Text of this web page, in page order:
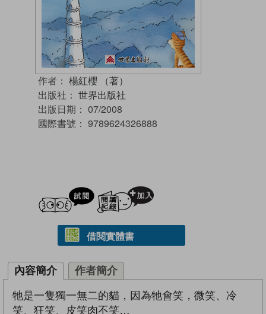
作者： 楊紅櫻 （著）
出版社： 世界出版社
出版日期： 07/2008
國際書號： 9789624326888
試閲
借閱實體書
內容簡介 作者簡介
牠是一隻獨一無二的貓，因為牠會笑，微笑、冷
笑、狂笑、皮笑肉不笑…